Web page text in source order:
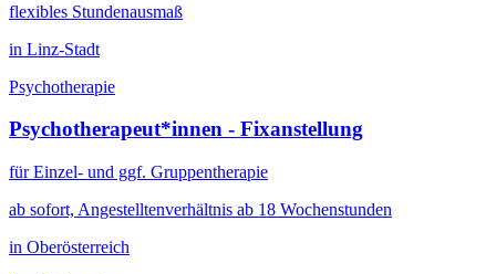
flexibles Stundenausmaß
in Linz-Stadt
Psychotherapie
Psychotherapeut*innen - Fixanstellung
für Einzel- und ggf. Gruppentherapie
ab sofort, Angestelltenverhältnis ab 18 Wochenstunden
in Oberösterreich